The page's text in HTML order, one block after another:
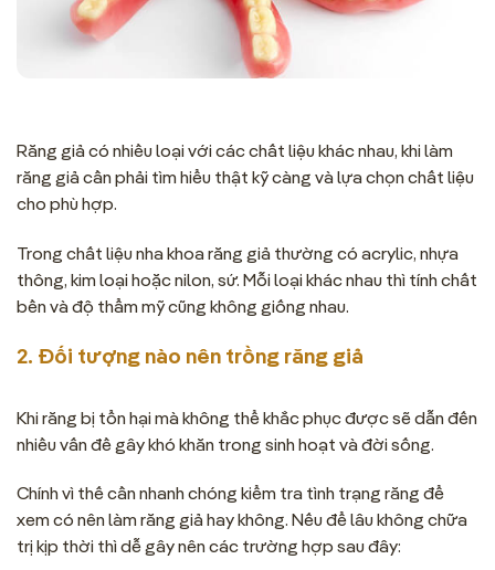
Răng giả có nhiều loại với các chất liệu khác nhau, khi làm
răng giả cần phải tìm hiểu thật kỹ càng và lựa chọn chất liệu
cho phù hợp.
Trong chất liệu nha khoa răng giả thường có acrylic, nhựa
thông, kim loại hoặc nilon, sứ. Mỗi loại khác nhau thì tính chất
bền và độ thẩm mỹ cũng không giống nhau.
2. Đối tượng nào nên trồng răng giả
Khi răng bị tổn hại mà không thể khắc phục được sẽ dẫn đến
nhiều vấn đề gây khó khăn trong sinh hoạt và đời sống.
Chính vì thế cần nhanh chóng kiểm tra tình trạng răng để
xem có nên làm răng giả hay không. Nếu để lâu không chữa
trị kịp thời thì dễ gây nên các trường hợp sau đây: